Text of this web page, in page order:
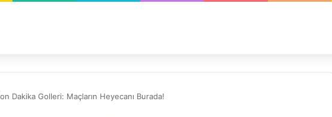
Dakika Golleri: Maçların Heyecanı Burada!